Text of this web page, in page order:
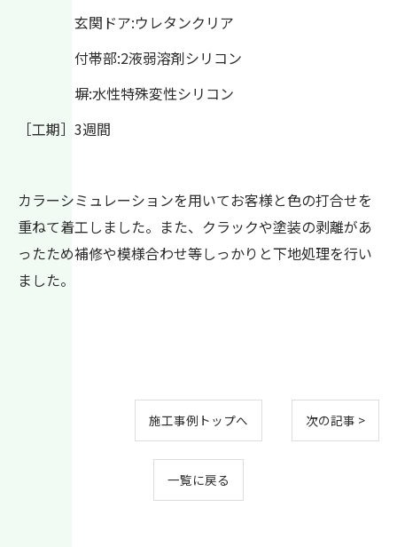
玄関ドア:ウレタンクリア
付帯部:2液弱溶剤シリコン
塀:水性特殊変性シリコン
［工期］3週間
カラーシミュレーションを用いてお客様と色の打合せを
重ねて着工しました。また、クラックや塗装の剥離があ
ったため補修や模様合わせ等しっかりと下地処理を行い
ました。
施工事例トップへ 次の記事 >
一覧に戻る